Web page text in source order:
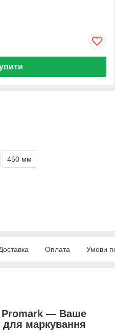
450 мм
Оплата Умови
Promark — Ваше
для маркування